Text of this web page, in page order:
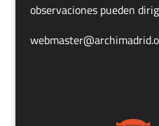
observaciones pueden